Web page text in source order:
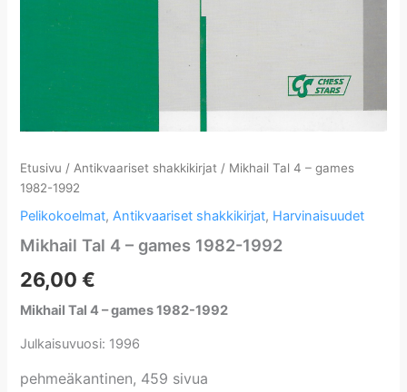
Etusivu / Antikvaariset shakkikirjat / Mikhail Tal 4 – games
1982-1992
Pelikokoelmat,Antikvaariset shakkikirjat, Harvinaisuudet
Mikhail Tal 4 – games 1982-1992
26,00€
Mikhail Tal 4 – games 1982-1992
Julkaisuvuosi: 1996
pehmeäkantinen, 459 sivua